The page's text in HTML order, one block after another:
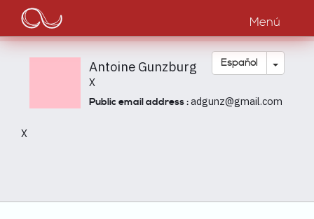
Pasar
contenido
principal
Main
navigation
Menú
Español Toggle
Antoine Gunzburg
X
Public email address :adgunz@gmail.com
X